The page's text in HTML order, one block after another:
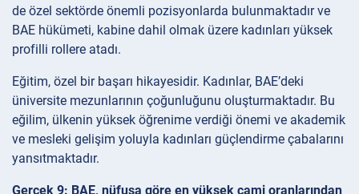
de özel sektörde önemli pozisyonlarda bulunmaktadır ve
BAE hükümeti, kabine dahil olmak üzere kadınları yüksek
profilli rollere atadı.
Eğitim, özel bir başarı hikayesidir. Kadınlar, BAE’deki
üniversite mezunlarının çoğunluğunu oluşturmaktadır. Bu
eğilim, ülkenin yüksek öğrenime verdiği önemi ve akademik
ve mesleki gelişim yoluyla kadınları güçlendirme çabalarını
yansıtmaktadır.
Gerçek 9: BAE, nüfusa göre en yüksek cami oranlarından